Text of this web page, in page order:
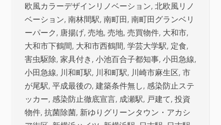
欧風カラーデザインリノベーション, 北欧風リノ
ベーション, 南林間駅, 南町田, 南町田グランベリ
ーパーク, 唐揚げ, 売地, 売地, 売買物件, 大和市,
大和市下鶴間, 大和市西鶴間, 学芸大学駅, 定食,
害虫駆除, 家具付き, 小池百合子都知事, 小田急線,
小田急線, 川和町駅, 川和町駅, 川崎市麻生区, 市
が尾駅, 平成最後の, 建築条件無し, 感染防止ステ
ッカー, 感染防止徹底宣言, 成瀬駅, 戸建て, 投資
物件, 抗菌除菌, 新ゆりグリーンタウン・アカシ